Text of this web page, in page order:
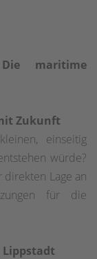
maritime
Zukunft
einseitig
würde?
Lage an
für die